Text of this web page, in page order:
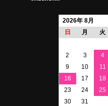
2026年 8月
日
月 火
2
3 4
9
10 11
16
17 18
23
24 25
30
31